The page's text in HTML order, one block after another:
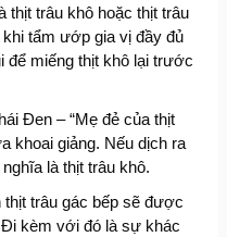
thịt trâu khô hoặc thịt trâu
tẩm ướp gia vị đầy đủ
để miếng thịt khô lại trước
Đen – “Mẹ đẻ của thịt
khoai giảng. Nếu dịch ra
là thịt trâu khô.
trâu gác bếp sẽ được
kèm với đó là sự khác